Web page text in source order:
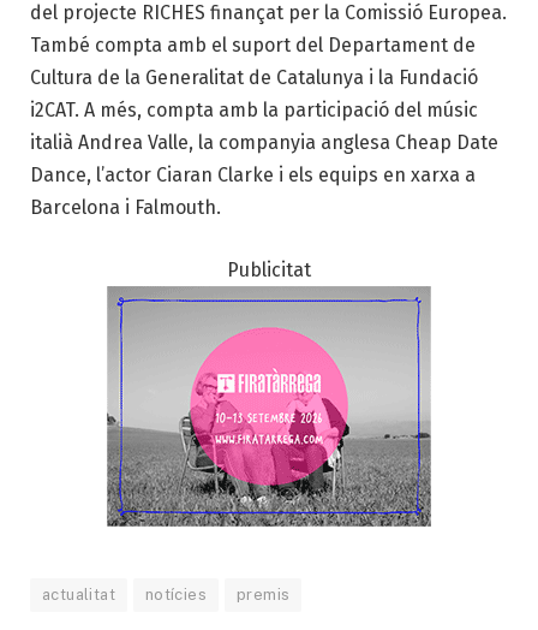
del projecte RICHES finançat per la Comissió Europea.
També compta amb el suport del Departament de
Cultura de la Generalitat de Catalunya i la Fundació
i2CAT. A més, compta amb la participació del músic
italià Andrea Valle, la companyia anglesa Cheap Date
Dance, l’actor Ciaran Clarke i els equips en xarxa a
Barcelona i Falmouth.
Publicitat
actualitat notícies premis